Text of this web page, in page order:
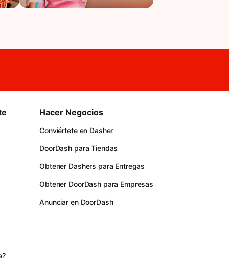
Hacer Negocios
Conviértete en Dasher
DoorDash para Tiendas
Obtener Dashers para Entregas
Obtener DoorDash para Empresas
Anunciar en DoorDash